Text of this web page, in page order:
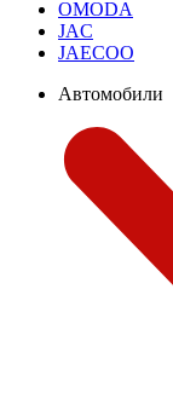
OMODA
JAC
JAECOO
Автомобили